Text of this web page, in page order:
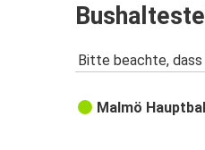
Bitte beachte,
Malmö